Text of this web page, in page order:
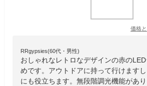
価格
RRgypsies(60代・男性)
おしゃれなレトロなデザインの赤の
めです。アウトドアに持って行けます
にも役立ちます。無段階調光機能があ